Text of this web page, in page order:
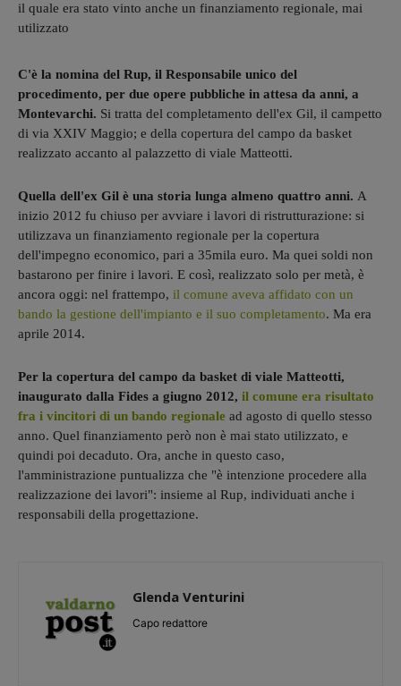
il quale era stato vinto anche un finanziamento regionale, mai
utilizzato
C'è la nomina del Rup, il Responsabile unico del
procedimento, per due opere pubbliche in attesa da anni, a
Montevarchi. Si tratta del completamento dell'ex Gil, il campetto
di via XXIV Maggio; e della copertura del campo da basket
realizzato accanto al palazzetto di viale Matteotti.
Quella dell'ex Gil è una storia lunga almeno quattro anni. A
inizio 2012 fu chiuso per avviare i lavori di ristrutturazione: si
utilizzava un finanziamento regionale per la copertura
dell'impegno economico, pari a 35mila euro. Ma quei soldi non
bastarono per finire i lavori. E così, realizzato solo per metà, è
ancora oggi: nel frattempo, il comune aveva affidato con un
bando la gestione dell'impianto e il suo completamento. Ma era
aprile 2014.
Per la copertura del campo da basket di viale Matteotti,
inaugurato dalla Fides a giugno 2012, il comune era risultato
fra i vincitori di un bando regionale ad agosto di quello stesso
anno. Quel finanziamento però non è mai stato utilizzato, e
quindi poi decaduto. Ora, anche in questo caso,
l'amministrazione puntualizza che "è intenzione procedere alla
realizzazione dei lavori": insieme al Rup, individuati anche i
responsabili della progettazione.
Glenda Venturini
Capo redattore